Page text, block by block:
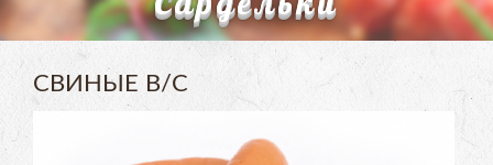
СВИНЫЕ В/С